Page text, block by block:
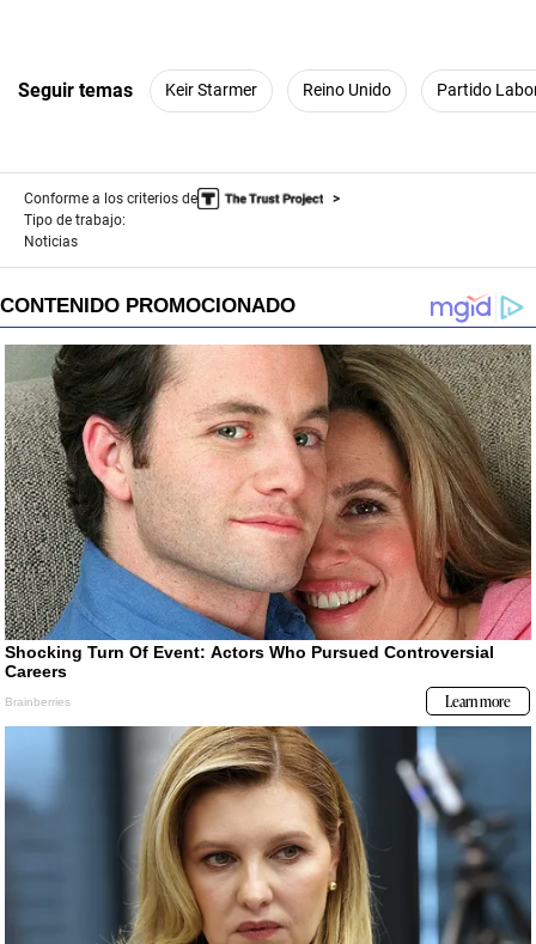
Seguir temas Keir Starmer Reino Unido Partido
Conforme a los criterios de
Tipo de trabajo:
Noticias